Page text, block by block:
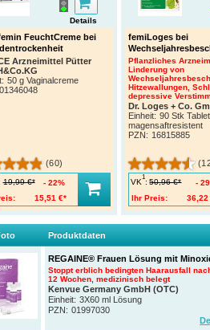
FeuchtCreme bei
Arzneimittel Pütter
50 g Vaginalcreme
01346048
Details
(60)
19,99 €*
15,51 €*
22%
femiLoges bei
Pflanzliches
Linderung von
Hitzewallungen,
depressive
Dr. Loges + Co.
Einheit: 90 Stk
magensaftresistent
PZN: 16815885
VK
1
: 50,96 €*
Ihr Preis:
36,22
Produktdaten
REGAINE® Frauen Lösung mit
Stoppt erblich bedingten Haarausfall
12 Wochen, medizinisch belegt
Kenvue Germany GmbH (OTC)
Einheit: 3X60 ml Lösung
PZN : 01997030